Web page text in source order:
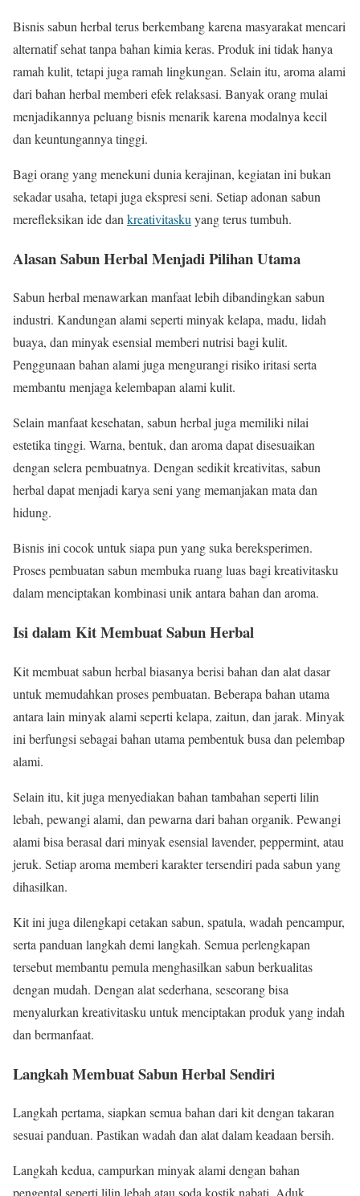
Bisnis sabun herbal terus berkembang karena masyarakat mencari
alternatif sehat tanpa bahan kimia keras. Produk ini tidak hanya
ramah kulit, tetapi juga ramah lingkungan. Selain itu, aroma alami
dari bahan herbal memberi efek relaksasi. Banyak orang mulai
menjadikannya peluang bisnis menarik karena modalnya kecil
dan keuntungannya tinggi.
Bagi orang yang menekuni dunia kerajinan, kegiatan ini bukan
sekadar usaha, tetapi juga ekspresi seni. Setiap adonan sabun
merefleksikan ide dan kreativitasku yang terus tumbuh.
Alasan Sabun Herbal Menjadi Pilihan Utama
Sabun herbal menawarkan manfaat lebih dibandingkan sabun
industri. Kandungan alami seperti minyak kelapa, madu, lidah
buaya, dan minyak esensial memberi nutrisi bagi kulit.
Penggunaan bahan alami juga mengurangi risiko iritasi serta
membantu menjaga kelembapan alami kulit.
Selain manfaat kesehatan, sabun herbal juga memiliki nilai
estetika tinggi. Warna, bentuk, dan aroma dapat disesuaikan
dengan selera pembuatnya. Dengan sedikit kreativitas, sabun
herbal dapat menjadi karya seni yang memanjakan mata dan
hidung.
Bisnis ini cocok untuk siapa pun yang suka bereksperimen.
Proses pembuatan sabun membuka ruang luas bagi kreativitasku
dalam menciptakan kombinasi unik antara bahan dan aroma.
Isi dalam Kit Membuat Sabun Herbal
Kit membuat sabun herbal biasanya berisi bahan dan alat dasar
untuk memudahkan proses pembuatan. Beberapa bahan utama
antara lain minyak alami seperti kelapa, zaitun, dan jarak. Minyak
ini berfungsi sebagai bahan utama pembentuk busa dan pelembap
alami.
Selain itu, kit juga menyediakan bahan tambahan seperti lilin
lebah, pewangi alami, dan pewarna dari bahan organik. Pewangi
alami bisa berasal dari minyak esensial lavender, peppermint, atau
jeruk. Setiap aroma memberi karakter tersendiri pada sabun yang
dihasilkan.
Kit ini juga dilengkapi cetakan sabun, spatula, wadah pencampur,
serta panduan langkah demi langkah. Semua perlengkapan
tersebut membantu pemula menghasilkan sabun berkualitas
dengan mudah. Dengan alat sederhana, seseorang bisa
menyalurkan kreativitasku untuk menciptakan produk yang indah
dan bermanfaat.
Langkah Membuat Sabun Herbal Sendiri
Langkah pertama, siapkan semua bahan dari kit dengan takaran
sesuai panduan. Pastikan wadah dan alat dalam keadaan bersih.
Langkah kedua, campurkan minyak alami dengan bahan